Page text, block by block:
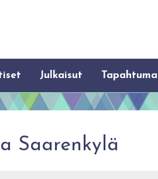
Julkaisut
Saarenkylä